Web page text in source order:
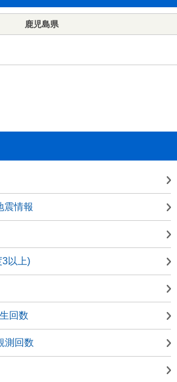
鹿児島県
震情報
3以上)
回数
測回数